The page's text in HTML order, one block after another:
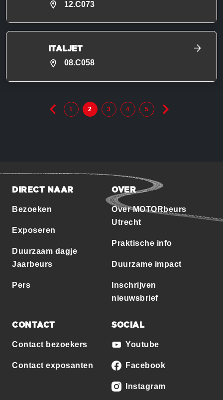
12.C073
ITALJET
08.C058
1 2 3 4 5
DIRECT NAAR
Bezoeken
Exposeren
Duurzaam dagje
Jaarbeurs
Pers
OVER
Over MOTORbeurs
Utrecht
Praktische info
Duurzame impact
Inschrijven
nieuwsbrief
CONTACT
Contact bezoekers
Contact exposanten
SOCIAL
Youtube
Facebook
Instagram